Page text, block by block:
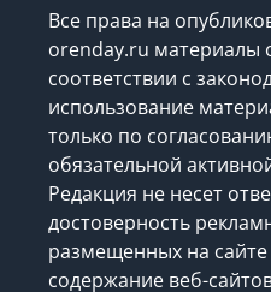
Все права на
orenday.ru материалы
соответствии с
использование
только по
обязательной
Редакция не несет
достоверность
размещенных на
содержание веб-